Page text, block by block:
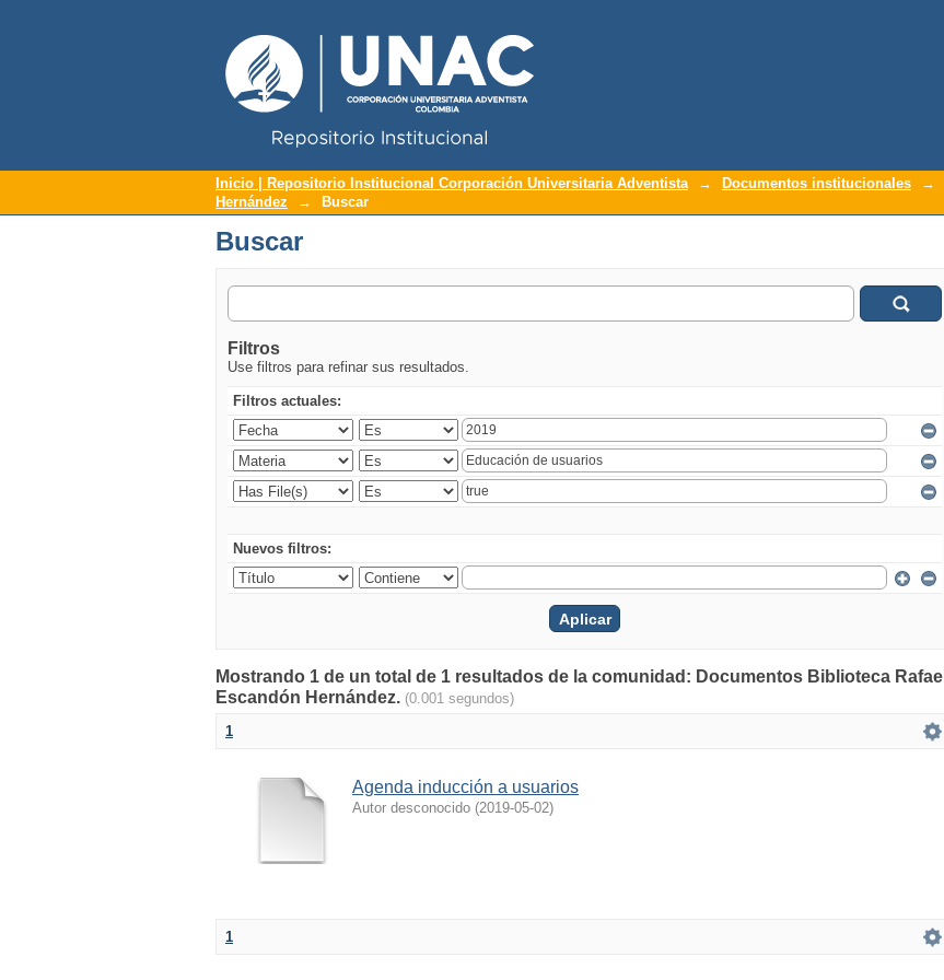
Buscar
Inicio | Repositorio Institucional Corporación Universitaria Adventista → Documentos institucionales →
Hernández
→ Buscar
Buscar
Filtros
Use filtros para refinar sus resultados.
Filtros actuales:
Nuevos filtros:
Mostrando 1 de un total de 1 resultados de la comunidad: Documentos Biblioteca Rafael
Escandón Hernández. (0.001 segundos)
1
Agenda inducción a usuarios
Autor desconocido (2019-05-02)
1